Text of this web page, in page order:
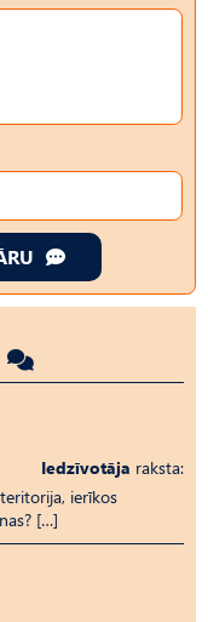
Iedzīvotāja raksta:
ierīkos
[…]